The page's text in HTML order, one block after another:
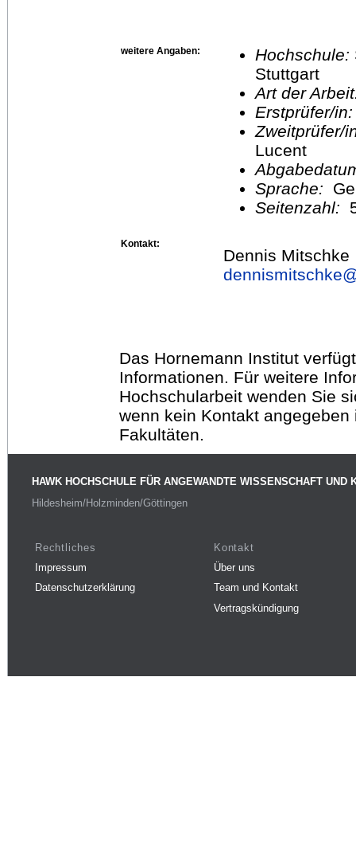
weitere Angaben: Hochschule:
Stuttgart
Art der
Erstprüfer/
Lucent
Sprache:
Seitenzahl:
Kontakt:
Dennis Mitschke
Das Hornemann Institut
Informationen. Für weitere
Hochschularbeit wenden Sie
wenn kein Kontakt
Fakultäten.
HAWK HOCHSCHULE FÜR ANGEWANDTE WISSENSCHAFT UND
Hildesheim/Holzminden/Göttingen
Rechtliches
Impressum
Datenschutzerklärung
Kontakt
Über uns
Team und Kontakt
Vertragskündigung